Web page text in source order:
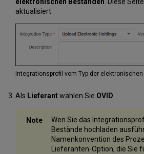
aktualisiert.
Integrationsprofil vom Typ der
Als Lieferantwählen Sie OVID
Wen Sie das
Bestände hochladen
Namenkonvention des
Lieferanten-Option, die Sie